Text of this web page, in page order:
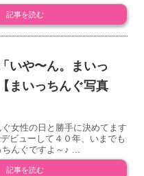
記事を読む
いや〜ん。まいっ
まいっちんぐ写真
女性の日と勝手に決めてます
ビューして４０年、いまでも
んぐですよ～♪ ...
記事を読む